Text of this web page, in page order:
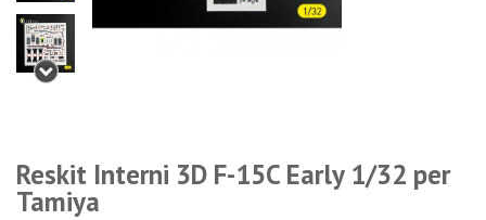
Reskit Interni 3D F-15C Early 1/32 per
Tamiya